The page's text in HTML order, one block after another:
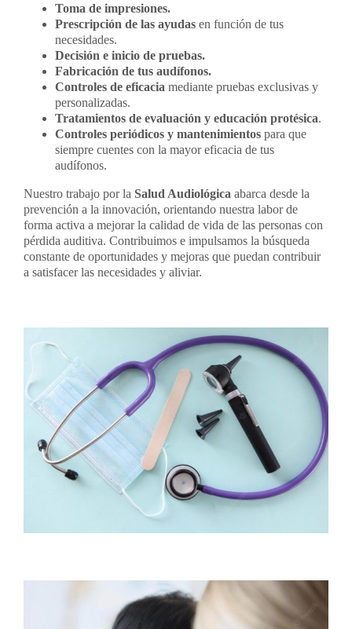
Toma de impresiones.
Prescripción de las ayudasen función de tus
necesidades.
Decisión e inicio de pruebas.
Fabricación de tus audífonos.
Controles de eficacia mediante pruebas exclusivas y
personalizadas.
Tratamientos de evaluación y educación protésica.
Controles periódicos y mantenimientospara que
siempre cuentes con la mayor eficacia de tus
audífonos.
Nuestro trabajo por la Salud Audiológica abarca desde la
prevención a la innovación, orientando nuestra labor de
forma activa a mejorar la calidad de vida de las personas con
pérdida auditiva. Contribuimos e impulsamos la búsqueda
constante de oportunidades y mejoras que puedan contribuir
a satisfacer las necesidades y aliviar.